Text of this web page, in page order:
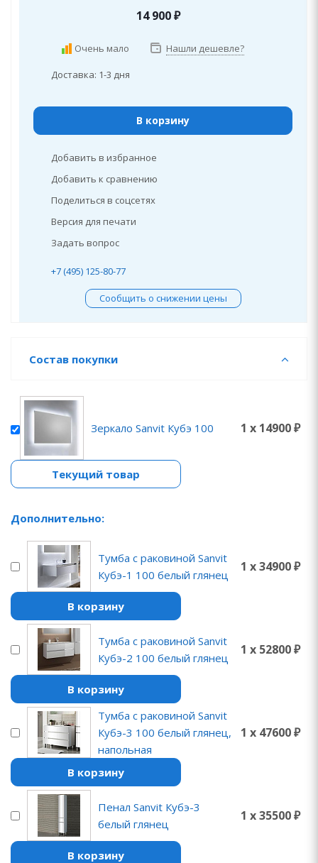
14 900₽
Очень мало Нашли дешевле?
Доставка: 1-3 дня
В корзину
Добавить в избранное
Добавить к сравнению
Поделиться в соцсетях
Версия для печати
Задать вопрос
+7 (495) 125-80-77
Сообщить о снижении цены
Состав покупки
Зеркало Sanvit Кубэ 100 1 x 14900 ₽
Текущий товар
Дополнительно:
Тумба с раковиной Sanvit
Кубэ-1 100 белый глянец
1 x 34900 ₽
В корзину
Тумба с раковиной Sanvit
Кубэ-2 100 белый глянец
1 x 52800 ₽
В корзину
Тумба с раковиной Sanvit
Кубэ-3 100 белый глянец,
напольная
1 x 47600 ₽
В корзину
Пенал Sanvit Кубэ-3
белый глянец
1 x 35500 ₽
В корзину